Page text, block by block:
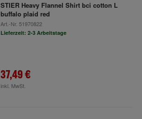
STIER Heavy Flannel Shirt bci cotton L
buffalo plaid red
Art.-Nr. 51970822
Lieferzeit: 2-3 Arbeitstage
37,49 €
inkl. MwSt.